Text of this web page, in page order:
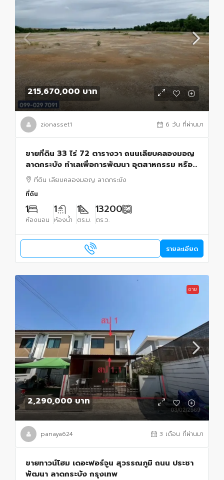
215,670,000 บาท
zionasset1 6 วัน ที่ผ่านมา
ขายที่ดิน 33 ไร่ 72 ตารางวา ถนนเลียบคลองมอญ
ลาดกระบัง ทำเลเพื่อการพัฒนา อุตสาหกรรม หรือ
สร้างศูนย์กระจายสินค้าขนาดใหญ่ในย่านธุรกิจ
ที่ดิน เลียบคลองมอญ ลาดกระบัง
ที่ดิน
1
ห้องนอน
1
ห้องน้ำ
1
ตร.ม.
13200
ตร.ว.
รายละเอียด
ขาย
2,290,000 บาท
panaya624 3 เดือน ที่ผ่านมา
ขายทาวน์โฮม เดอะฟอร์จูน สุวรรณภูมิ ถนน ประชา
พัฒนา ลาดกระบัง กรุงเทพ